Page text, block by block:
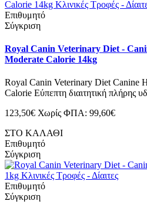
Επιθυμητό
Σύγκριση
Royal Canin Veterinary Diet -
Moderate Calorie 14kg
Royal Canin Veterinary Diet Canine
Calorie Εύπεπτη διαιτητική πλήρης
123,50€ Χωρίς ΦΠΑ: 99,60€
ΣΤΟ ΚΑΛΑΘΙ
Επιθυμητό
Σύγκριση
Επιθυμητό
Σύγκριση